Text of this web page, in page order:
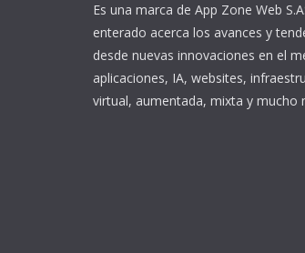
Es una marca de App Zone Web
enterado acerca los avances y
desde nuevas innovaciones en el
aplicaciones, IA, websites,
virtual, aumentada, mixta y mucho